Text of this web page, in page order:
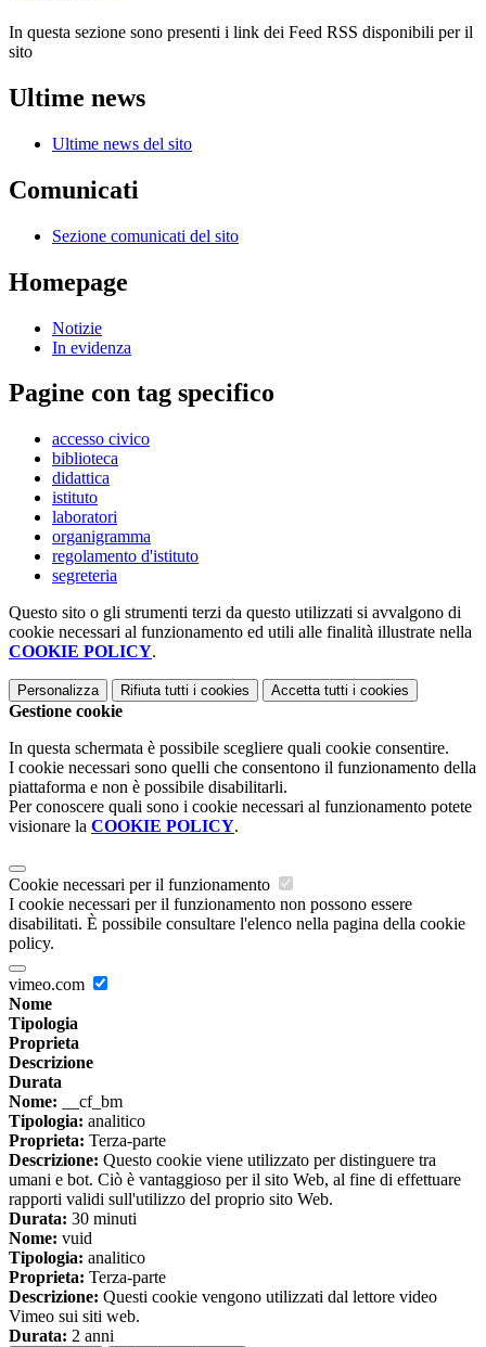
In questa sezione sono presenti i link dei Feed RSS disponibili per il
sito
Ultime news
Ultime news del sito
Comunicati
Sezione comunicati del sito
Homepage
Notizie
In evidenza
Pagine con tag specifico
accesso civico
biblioteca
didattica
istituto
laboratori
organigramma
regolamento d'istituto
segreteria
Questo sito o gli strumenti terzi da questo utilizzati si avvalgono di
cookie necessari al funzionamento ed utili alle finalità illustrate nella
COOKIE POLICY.
Personalizza Rifiuta tutti i cookies Accetta tutti i cookies
Gestione cookie
In questa schermata è possibile scegliere quali cookie consentire.
I cookie necessari sono quelli che consentono il funzionamento della
piattaforma e non è possibile disabilitarli.
Per conoscere quali sono i cookie necessari al funzionamento potete
visionare la COOKIE POLICY.
Cookie necessari per il funzionamento
I cookie necessari per il funzionamento non possono essere
disabilitati. È possibile consultare l'elenco nella pagina della cookie
policy.
vimeo.com
Nome
Tipologia
Proprieta
Descrizione
Durata
Nome: __cf_bm
Tipologia: analitico
Proprieta: Terza-parte
Descrizione: Questo cookie viene utilizzato per distinguere tra
umani e bot. Ciò è vantaggioso per il sito Web, al fine di effettuare
rapporti validi sull'utilizzo del proprio sito Web.
Durata: 30 minuti
Nome: vuid
Tipologia: analitico
Proprieta: Terza-parte
Descrizione: Questi cookie vengono utilizzati dal lettore video
Vimeo sui siti web.
Durata: 2 anni